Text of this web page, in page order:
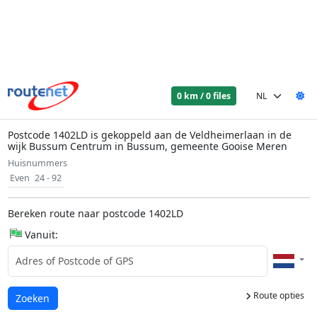
0 km / 0 files
Postcode 1402LD is gekoppeld aan de Veldheimerlaan in de
wijk Bussum Centrum in Bussum, gemeente Gooise Meren
Huisnummers
Even 24 - 92
Bereken route naar postcode 1402LD
Vanuit:
Route opties
Laden...
Zoeken